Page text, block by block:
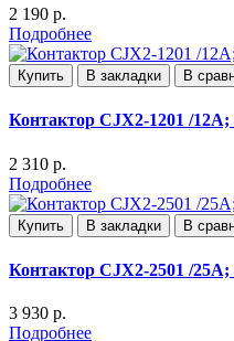
2 190 р.
Подробнее
Купить В закладки В
Контактор CJX2-1201 /12A;
2 310 р.
Подробнее
Купить В закладки В
Контактор CJX2-2501 /25A;
3 930 р.
Подробнее